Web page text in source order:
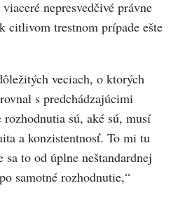
nepresvedčivé právne
citlivom trestnom prípade ešte
veciach, o ktorých
s predchádzajúcimi
sú, aké sú, musí
a konzistentnosť. To mi tu
to od úplne neštandardnej
samotné rozhodnutie,“